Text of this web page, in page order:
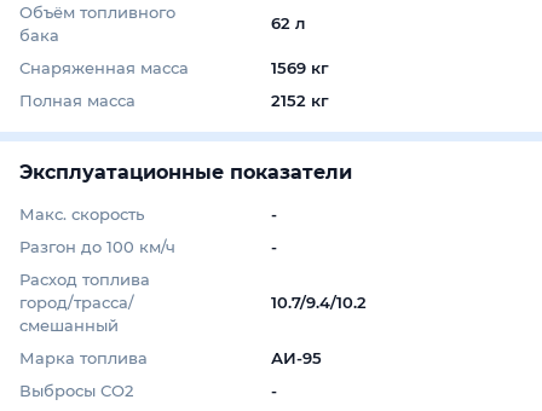
Объём топливного
бака
62 л
Снаряженная масса
1569 кг
Полная масса
2152 кг
Эксплуатационные показатели
Макс. скорость
-
Разгон до 100 км/ч
-
Расход топлива
город/трасса/
смешанный
10.7/9.4/10.2
Марка топлива
АИ-95
Выбросы СО2
-